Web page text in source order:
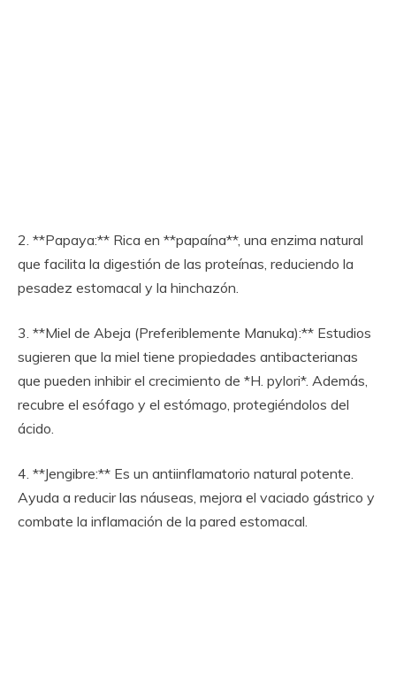
2. **Papaya:** Rica en **papaína**, una enzima natural
que facilita la digestión de las proteínas, reduciendo la
pesadez estomacal y la hinchazón.
3. **Miel de Abeja (Preferiblemente Manuka):** Estudios
sugieren que la miel tiene propiedades antibacterianas
que pueden inhibir el crecimiento de *H. pylori*. Además,
recubre el esófago y el estómago, protegiéndolos del
ácido.
4. **Jengibre:** Es un antiinflamatorio natural potente.
Ayuda a reducir las náuseas, mejora el vaciado gástrico y
combate la inflamación de la pared estomacal.